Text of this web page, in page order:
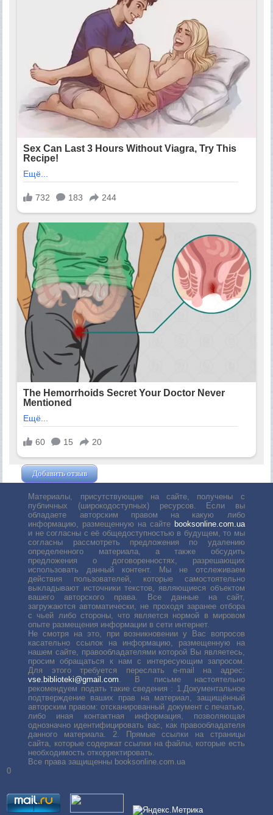
Добавить отзыв
Материалы, присутствующие на сайте, получены с
публичных (широкодоступных) ресурсов. Если вы
обладаете авторским правом на какую либо
информацию, размещенную на сайте booksonline.com.ua
и не согласны с её общедоступностью в будущем, то мы
согласны рассмотреть предложения по удалению
определенного материала, а также обсудить
предложения о договоренностях, разрешающих
использовать данный контент. Мы не отслеживаем
действия пользователей, которые самостоятельно
выкладывают источники текстов, являющиеся объектом
вашего авторского права. Все данные на сайт,
загружаются автоматически, не проходя заранее отбора
с чьей либо стороны, что является нормой в мировом
опыте размещения информации в сети интернет.
Не смотря на это, при возникновении у Вас вопросов
касательно ссылок на информацию, размещенную на
нашем сайте, правообладателями которой Вы являетесь,
просим обращаться к нам с интересующим запросом.
Для этого требуется переслать е-mail на адрес:
vse.biblioteki@gmail.com. В письме настоятельно
рекомендуем подать такие сведения : 1.Документальное
подтверждение ваших прав на материал, защищённый
авторским правом: отсканированный документ с печатью,
либо иная контактная информация, позволяющая
однозначно идентифицировать вас, как правообладателя
данного материала. 2. Прямые ссылки на страницы
сайта, которые содержат ссылки на файлы, которые есть
необходимость откорректировать.
Все права защищенны booksonline.com.ua
0